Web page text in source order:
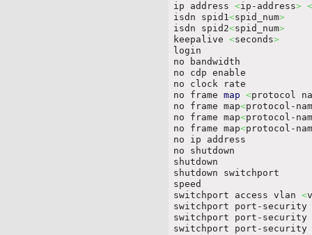
ip address <ip-address> <
isdn spid1<spid_num>
isdn spid2<spid_num>
keepalive <seconds>
login
no bandwidth
no cdp enable
no clock rate
no frame map <protocol
no frame map<protocol-
no frame map<protocol-
no frame map<protocol-
no ip address
no shutdown
shutdown
speed
switchport access vlan <
switchport port-security
switchport port-security
switchport port-